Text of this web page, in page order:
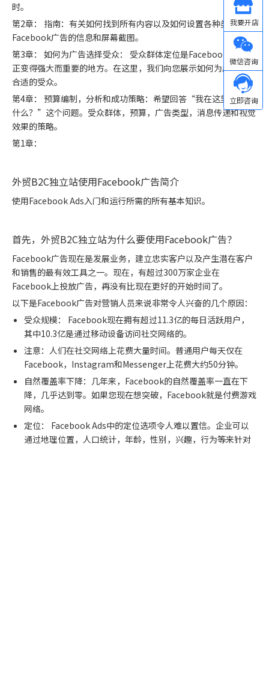
时。
第2章： 指南：有关如何找到所有内容以及如何设置各种类型的
Facebook广告的信息和屏幕截图。
第3章： 如何为广告选择受众： 受众群体定位是Facebook广告真
正变得强大而重要的地方。在这里，我们向您展示如何为广告找到
合适的受众。
第4章： 预算编制，分析和成功策略：希望回答“我在这里应该做
什么？”这个问题。受众群体，预算，广告类型，消息传递和视觉
效果的策略。
第1章：
外贸B2C独立站使用Facebook广告简介
使用Facebook Ads入门和运行所需的所有基本知识。
首先，外贸B2C独立站为什么要使用Facebook广告？
Facebook广告现在是发展业务，建立忠实客户以及产生潜在客户
和销售的最有效工具之一。现在，有超过300万家企业在
Facebook上投放广告，再没有比现在更好的开始时间了。
以下是Facebook广告对营销人员来说非常令人兴奋的几个原因：
受众规模： Facebook现在拥有超过11.3亿的每日活跃用户，
其中10.3亿是通过移动设备访问社交网络的。
注意：人们在社交网络上花费大量时间。普通用户每天仅在
Facebook，Instagram和Messenger上花费大约50分钟。
自然覆盖率下降：几年来，Facebook的自然覆盖率一直在下
降，几乎达到零。如果您现在想突破，Facebook就是付费游戏
网络。
定位： Facebook Ads中的定位选项令人难以置信。企业可以
通过地理位置，人口统计，年龄，性别，兴趣，行为等来针对
Other
微信